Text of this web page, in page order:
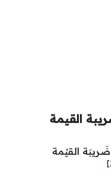
القيمة
القيْمة